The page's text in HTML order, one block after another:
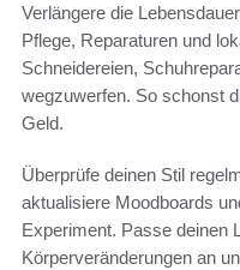
Verlängere die
Pflege, Reparaturen und
Schneidereien,
wegzuwerfen. So schonst
Geld.
Überprüfe deinen Stil
aktualisiere Moodboards
Experiment. Passe deinen
Körperveränderungen an